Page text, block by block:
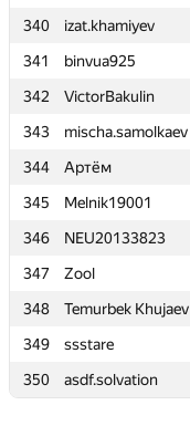
340
izat.khamiyev
341
binvua925
342
VictorBakulin
343
mischa.samolkaev
344
Артём
345
Melnik19001
346
NEU20133823
347
Zool
348
Temurbek Khujaev
349
ssstare
350
asdf.solvation
340
izat.khamiyev
341
binvua925
342
VictorBakulin
343
mischa.samolkaev
344
Артём
345
Melnik19001
346
NEU20133823
347
Zool
348
Temurbek Khujaev
349
ssstare
350
asdf.solvation